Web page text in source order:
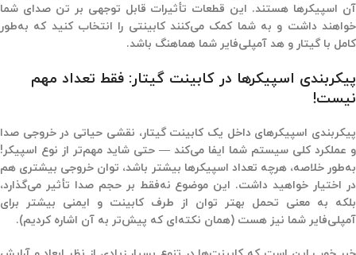
آن اسپیکرها هستند. این قطعات تأثیرات قابل توجهی بر تن صدای شما
خواهند داشت و به شما کمک می‌کنند کابینتی را انتخاب کنید که به‌طور
کامل با گیتار و هد آمپلی‌فایر شما هماهنگ باشد.
پیکربندی اسپیکرها در کابینت گیتار: فقط تعداد مهم
نیست!
پیکربندی اسپیکرهای داخل یک کابینت گیتار، نقشی حیاتی در خروجی صدا
و عملکرد کلی سیستم شما ایفا می‌کند — حتی شاید مهم‌تر از نوع اسپیکر!
به‌طور خلاصه،هرچه تعداد اسپیکرها بیشتر باشد، توان خروجی بیشتری هم
در اختیار خواهید داشت. این موضوع نه‌فقط بر حجم صدا تأثیر می‌گذارد،
بلکه به معنی تحمل بهتر توان از طرف کابینت و ایمنی بیشتر برای
آمپلی‌فایر شما نیز هست (همان نکته‌ای که پیش‌تر به آن اشاره کردیم).